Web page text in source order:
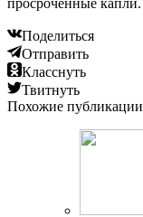
просроченные капли.
Поделиться
Отправить
Класснуть
Твитнуть
Похожие публикации